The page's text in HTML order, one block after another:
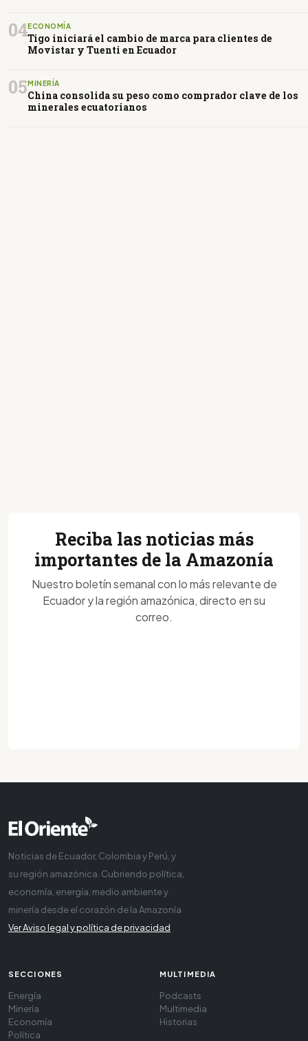
04ECONOMÍA
Tigo iniciará el cambio de marca para clientes de
Movistar y Tuenti en Ecuador
05MINERÍA
China consolida su peso como comprador clave de los
minerales ecuatorianos
Reciba las noticias más
importantes de la Amazonía
Nuestro boletín semanal con lo más relevante de
Ecuador y la región amazónica, directo en su
correo.
Noticias de Ecuador, Colombia y Perú, y
su región amazónica. Cubriendo política,
economía, energía, medio ambiente y
minería desde el corazón de la Amazonía
Ver Aviso legal y política de privacidad
SECCIONES
Energía
Minería
Economía
Política
MULTIMEDIA
Podcasts
Multimedia
Historias